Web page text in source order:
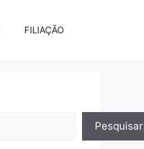
FILIAÇÃO
Pesquisar